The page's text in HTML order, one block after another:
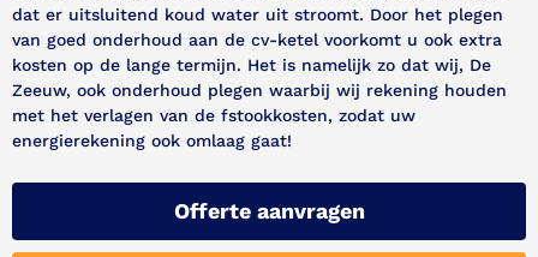
dat er uitsluitend koud water uit stroomt. Door het plegen
van goed onderhoud aan de cv-ketel voorkomt u ook extra
kosten op de lange termijn. Het is namelijk zo dat wij, De
Zeeuw, ook onderhoud plegen waarbij wij rekening houden
met het verlagen van de fstookkosten, zodat uw
energierekening ook omlaag gaat!
Offerte aanvragen